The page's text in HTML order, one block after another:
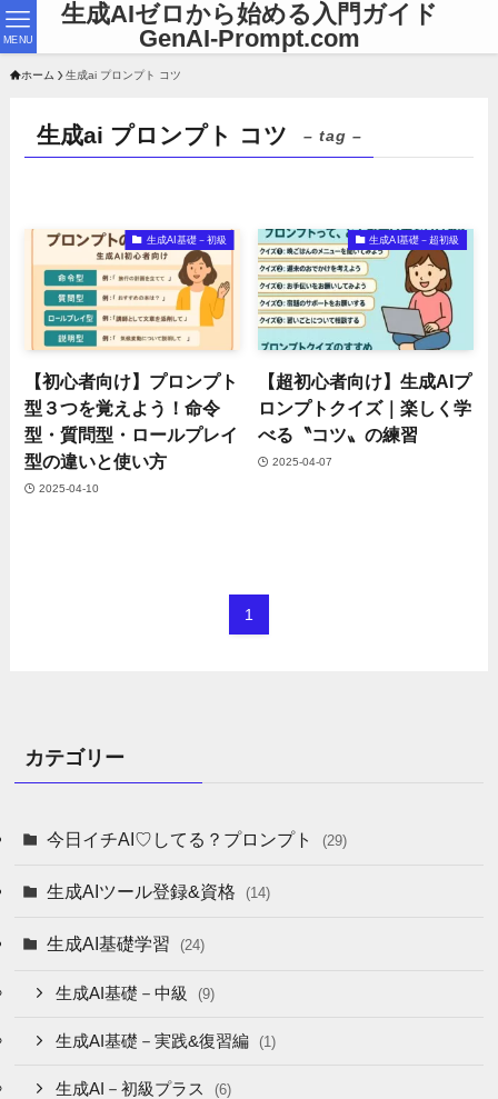
生成AIゼロから始める入門ガイド
GenAI-Prompt.com
MENU
ホーム 生成ai プロンプト コツ
生成ai プロンプト コツ – tag –
生成AI基礎－初級
【初心者向け】プロンプト
型３つを覚えよう！命令
型・質問型・ロールプレイ
型の違いと使い方
2025-04-10
生成AI基礎－超初級
【超初心者向け】生成AIプ
ロンプトクイズ｜楽しく学
べる〝コツ〟の練習
2025-04-07
1
カテゴリー
今日イチAI♡してる？プロンプト (29)
生成AIツール登録&資格 (14)
生成AI基礎学習 (24)
生成AI基礎－中級 (9)
生成AI基礎－実践&復習編 (1)
生成AI－初級プラス (6)